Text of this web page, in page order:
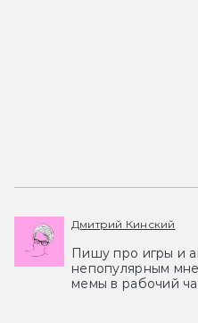
Дмитрий Кинский
Пишу про игры и
непопулярным
мемы в рабочий